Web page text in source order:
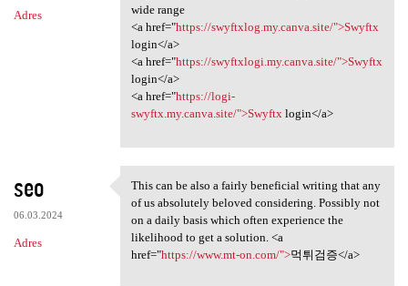
Adres
wide range
<a href="https://swyftxlog.my.canva.site/">Swyftx
login</a>
<a href="https://swyftxlogi.my.canva.site/">Swyftx
login</a>
<a href="https://logi-
swyftx.my.canva.site/">Swyftx login</a>
seo
06.03.2024
Adres
This can be also a fairly
This can be also a fairly beneficial writing that any
of us absolutely beloved considering. Possibly not
on a daily basis which often experience the
likelihood to get a solution. <a
href="https://www.mt-on.com/">먹튀검증</a>